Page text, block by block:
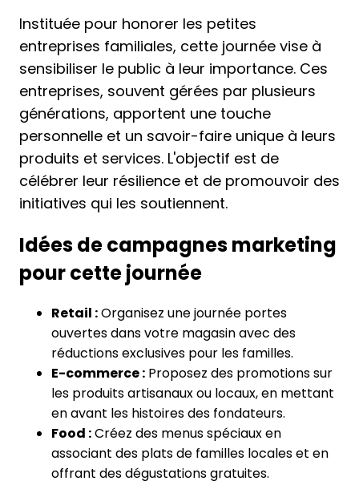
Instituée pour honorer les petites
entreprises familiales, cette journée vise à
sensibiliser le public à leur importance. Ces
entreprises, souvent gérées par plusieurs
générations, apportent une touche
personnelle et un savoir-faire unique à leurs
produits et services. L'objectif est de
célébrer leur résilience et de promouvoir des
initiatives qui les soutiennent.
Idées de campagnes marketing
pour cette journée
Retail :Organisez une journée portes
ouvertes dans votre magasin avec des
réductions exclusives pour les familles.
E-commerce : Proposez des promotions sur
les produits artisanaux ou locaux, en mettant
en avant les histoires des fondateurs.
Food :Créez des menus spéciaux en
associant des plats de familles locales et en
offrant des dégustations gratuites.